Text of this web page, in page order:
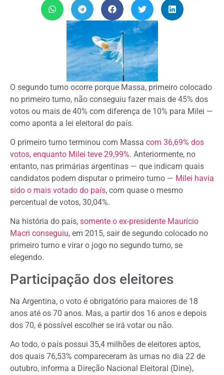
O segundo turno ocorre porque Massa, primeiro colocado
no primeiro turno, não conseguiu fazer mais de 45% dos
votos ou mais de 40% com diferença de 10% para Milei —
como aponta a lei eleitoral do país.
O primeiro turno terminou com Massa com 36,69% dos
votos, enquanto Milei teve 29,99%. Anteriormente, no
entanto, nas primárias argentinas — que indicam quais
candidatos podem disputar o primeiro turno — Milei havia
sido o mais votado do país, com quase o mesmo
percentual de votos, 30,04%.
Na história do país, somente o ex-presidente Maurício
Macri conseguiu, em 2015, sair de segundo colocado no
primeiro turno e virar o jogo no segundo turno, se
elegendo.
Participação dos eleitores
Na Argentina, o voto é obrigatório para maiores de 18
anos até os 70 anos. Mas, a partir dos 16 anos e depois
dos 70, é possível escolher se irá votar ou não.
Ao todo, o país possui 35,4 milhões de eleitores aptos,
dos quais 76,53% compareceram às urnas no dia 22 de
outubro, informa a Direção Nacional Eleitoral (Dine),